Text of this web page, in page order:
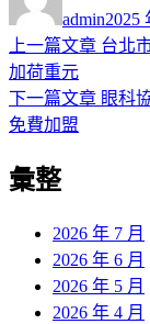
者
admin佈
日
2025
文
章
導
覽
上一篇文章 上
篇
台北
加荷重元
下一篇文章 下
眼科
免費加盟
彙整
2026 年 7 月
2026 年 6 月
2026 年 5 月
2026 年 4 月